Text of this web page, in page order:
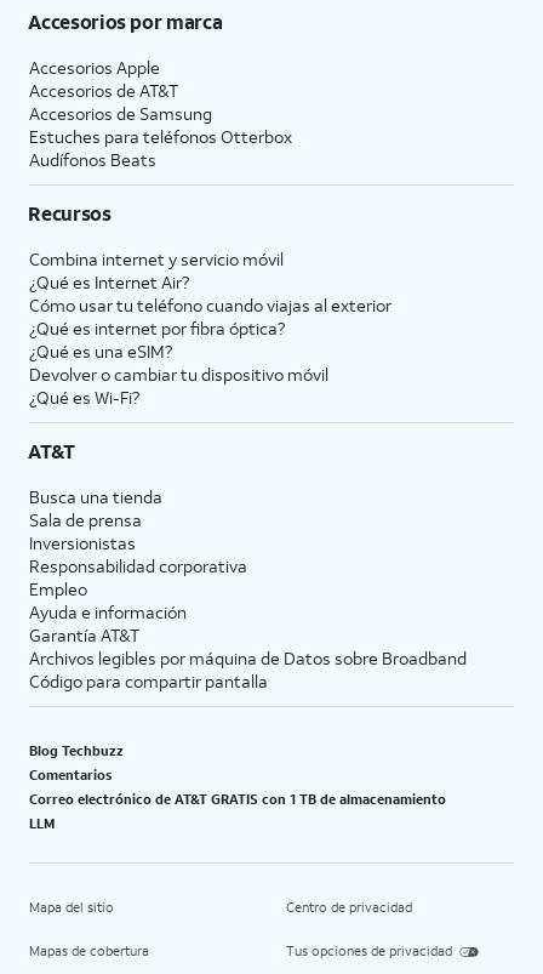
Accesorios por marca
Accesorios Apple
Accesorios de AT&T
Accesorios de Samsung
Estuches para teléfonos Otterbox
Audífonos Beats
Recursos
Combina internet y servicio móvil
¿Qué es Internet Air?
Cómo usar tu teléfono cuando viajas al exterior
¿Qué es internet por fibra óptica?
¿Qué es una eSIM?
Devolver o cambiar tu dispositivo móvil
¿Qué es Wi-Fi?
AT&T
Busca una tienda
Sala de prensa
Inversionistas
Responsabilidad corporativa
Empleo
Ayuda e información
Garantía AT&T
Archivos legibles por máquina de Datos sobre Broadband
Código para compartir pantalla
Blog Techbuzz
Comentarios
Correo electrónico de AT&T GRATIS con 1 TB de almacenamiento
LLM
Mapa del sitio
Mapas de cobertura
Centro de privacidad
Tus opciones de privacidad